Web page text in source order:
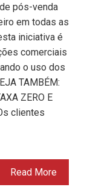
pós-venda
em todas as
iniciativa é
comerciais
o uso dos
TAMBÉM:
ZERO E
clientes
Read More